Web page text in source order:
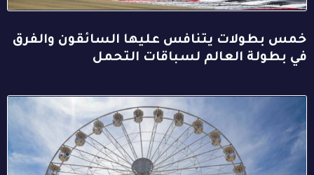
خمس بطولات يتنافس عليها السائقون والفرق
في بطولة العالم لسباقات التحمل